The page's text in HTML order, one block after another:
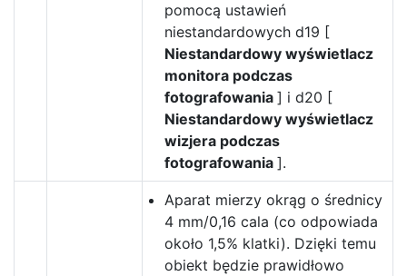
pomocą ustawień
niestandardowych d19 [
Niestandardowy wyświetlacz
monitora podczas
fotografowania ] i d20 [
Niestandardowy wyświetlacz
wizjera podczas
fotografowania ].
Aparat mierzy okrąg o średnicy
4 mm/0,16 cala (co odpowiada
około 1,5% klatki). Dzięki temu
obiekt będzie prawidłowo